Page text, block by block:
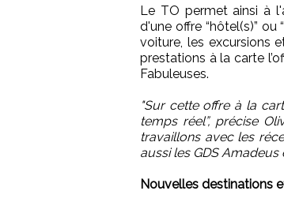
Le TO permet ainsi à
d'une offre “hôtel(s)”
voiture, les excursions
prestations à la carte
Fabuleuses.
"Sur cette offre à la
temps réel”, précise
travaillons avec les
aussi les GDS Amadeus
Nouvelles destinations